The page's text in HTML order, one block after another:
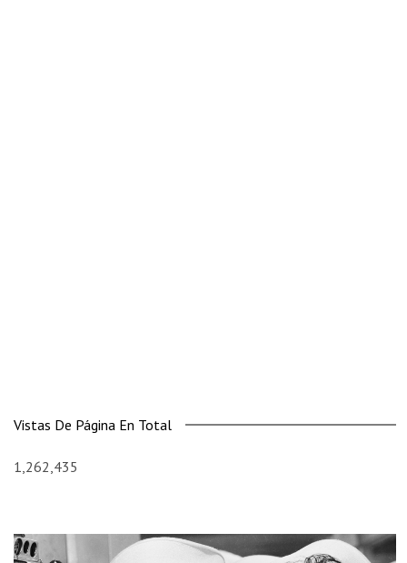
Vistas De Página En Total
1,262,435